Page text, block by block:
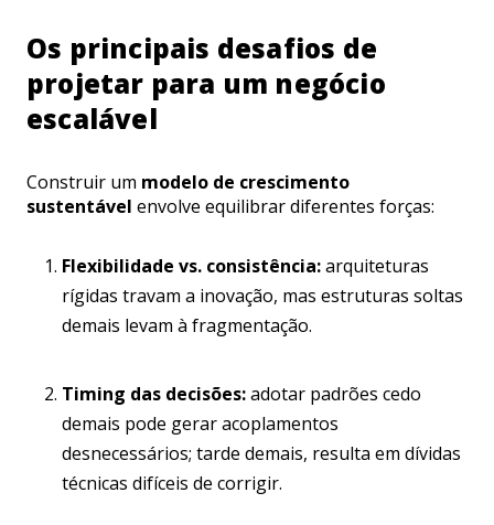
Os principais desafios de
projetar para um negócio
escalável
Construir um modelo de crescimento
sustentável envolve equilibrar diferentes forças:
Flexibilidade vs. consistência:arquiteturas
rígidas travam a inovação, mas estruturas soltas
demais levam à fragmentação.
Timing das decisões:adotar padrões cedo
demais pode gerar acoplamentos
desnecessários; tarde demais, resulta em dívidas
técnicas difíceis de corrigir.